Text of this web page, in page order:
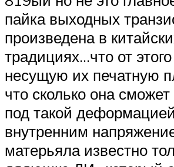
пайка выходных
произведена в
традициях…что от
несущую их печатную
что сколько она
под такой
внутренним
матерьяла известно